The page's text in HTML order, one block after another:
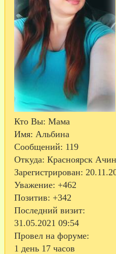
Кто Вы: Мама
Имя: Альбина
Сообщений: 119
Откуда: Красноярск
Зарегистрирован:
Уважение: +462
Позитив: +342
Последний визит:
31.05.2021 09:54
Провел на форуме:
1 день 17 часов